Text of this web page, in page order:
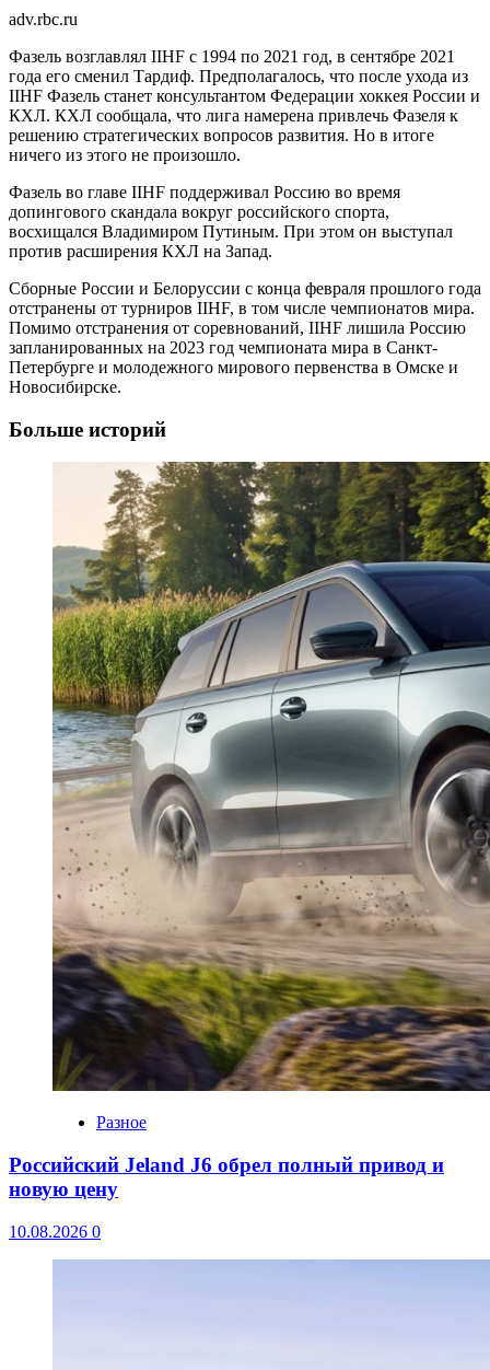
adv.rbc.ru
Фазель возглавлял IIHF с 1994 по 2021 год, в сентябре 2021
года его сменил Тардиф. Предполагалось, что после ухода из
IIHF Фазель станет консультантом Федерации хоккея России и
КХЛ. КХЛ сообщала, что лига намерена привлечь Фазеля к
решению стратегических вопросов развития. Но в итоге
ничего из этого не произошло.
Фазель во главе IIHF поддерживал Россию во время
допингового скандала вокруг российского спорта,
восхищался Владимиром Путиным. При этом он выступал
против расширения КХЛ на Запад.
Сборные России и Белоруссии с конца февраля прошлого года
отстранены от турниров IIHF, в том числе чемпионатов мира.
Помимо отстранения от соревнований, IIHF лишила Россию
запланированных на 2023 год чемпионата мира в Санкт-
Петербурге и молодежного мирового первенства в Омске и
Новосибирске.
Больше историй
Разное
Российский Jeland J6 обрел полный привод и
новую цену
10.08.2026 0